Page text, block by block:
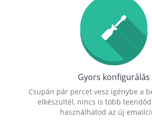
Gyors konfigurálás
Csupán pár percet vesz igénybe a
elkészültél, nincs is több
használhatod az új